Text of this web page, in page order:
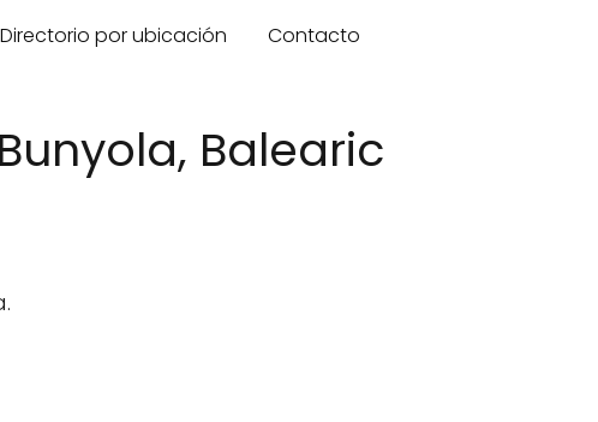
Directorio por ubicación Contacto
Balearic